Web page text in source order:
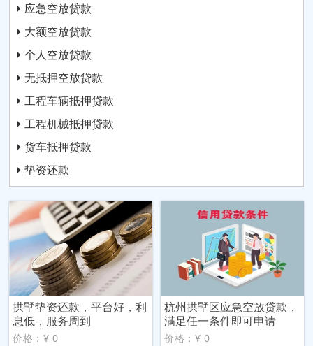
应急空放贷款
大额空放贷款
个人空放贷款
无抵押空放贷款
工程车辆抵押贷款
工程机械抵押贷款
货车抵押贷款
垫资还款
拱墅垫资还款，平台好，利
息低，服务周到
价格：¥ 0
杭州拱墅区应急空放贷款，
满足任一条件即可申请
价格：¥ 0